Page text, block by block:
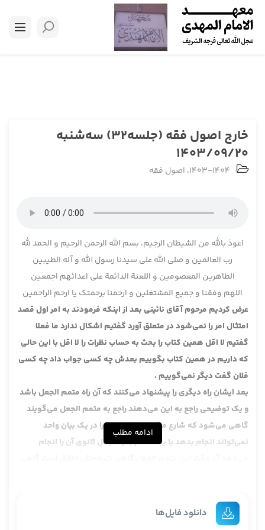
خارج اصول فقه (جلسه32) سه‌شنبه
1403/09/20
1403-1404، اصول فقه
اعوذ بالله من الشیطان الرجیم، بسم الله الرحمن الرحیم و الحمد لله
رب العالمین و صلی الله علی سیدنا رسول الله و آله الطیبین
الطاهرین المعصومین و اللعنة الدائمة علی اعدائهم اجمعین
اللهم وفقنا و جمیع المشتغلین و ارحمنا برحمتک یا ارحم الراحمین
عرض کردیم مرحوم آقای نائینی بعد از اینکه فرمودند به امر اول قصد
امتثال امر را نمی‌شود در متعلق آورد گفتیم اشکال ندارد ما فعلا
گفتیم لا اقل همین کتاب را بحث به حساب نظرات را لا اقل با این حالی
که داریم در همین کتاب بگوییم بعدش چه کسی جواب داد چه کسی
فلان گفت دیگر نمی‌گوییم .
بعد ایشان راه دیگری را پیشنهاد می‌کنند که آن راه متمم الجعل باشد
و یک توضیحی راجع به این می‌دهند راجع به متمم الجعل می‌گویند
گاهی می‌شود که شارع مقدس یک مطلبی را در یک بیان واحد
نمی‌تواند انجام بدهد با یک متمم با یک جعل ثانوی آن را انجام
الجعل بیاید این مطلب درست است مشکل ندارد چیز خاصی نیست اما
آن مطلب ایشان که نمی‌شود در خطابات بیاید آن را ما قبول نکردیم و
ادامه مطلب
دانلود فایل‌ها